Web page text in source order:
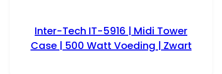
Inter-Tech IT-5916 | Midi Tower
Case | 500 Watt Voeding | Zwart